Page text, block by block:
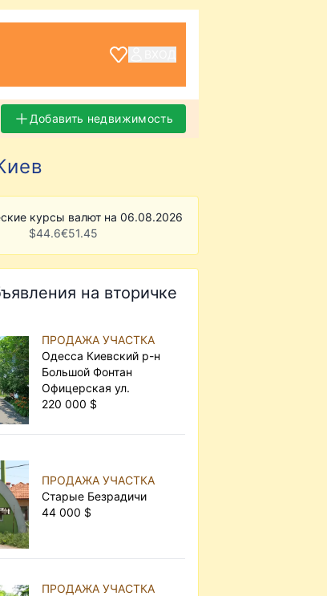
Добавить недвижимость
курсы валют на 06.08.2026
$44.6€51.45
на вторичке
ПРОДАЖА УЧАСТКА
Одесса Киевский р-н
Большой Фонтан
Офицерская ул.
220 000 $
ПРОДАЖА УЧАСТКА
Старые Безрадичи
44 000 $
ПРОДАЖА УЧАСТКА